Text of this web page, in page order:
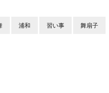
浦和 習い事 舞扇子